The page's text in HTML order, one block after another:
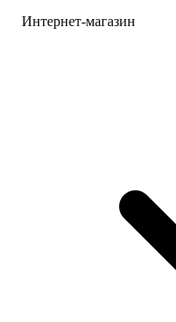
Интернет-магазин